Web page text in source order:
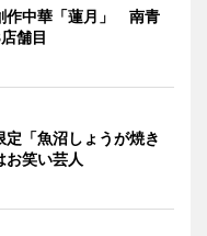
作中華「蓮月」 南青
舗目
「魚沼しょうが焼き
笑い芸人